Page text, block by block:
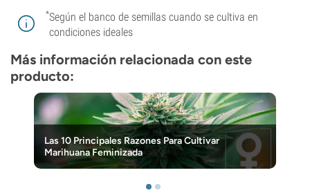
*Según el banco de semillas cuando se cultiva en
condiciones ideales
Más información relacionada con este
producto:
Las 10 Principales Razones Para Cultivar
Marihuana Feminizada